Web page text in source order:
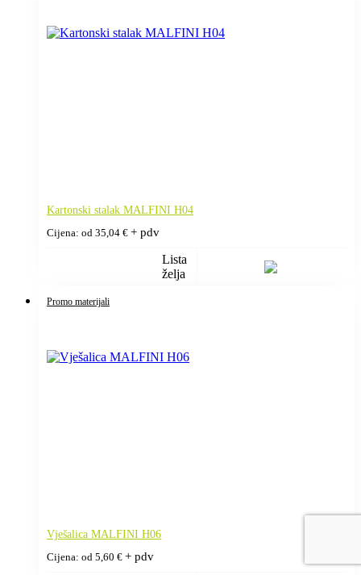
Kartonski stalak MALFINI H04
Cijena: od 35,04 € + pdv
Lista
želja
Promo materijali
Vješalica MALFINI H06
Cijena: od 5,60 € + pdv